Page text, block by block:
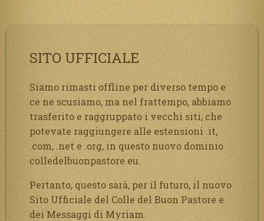
SITO UFFICIALE
Siamo rimasti offline per diverso tempo e
ce ne scusiamo, ma nel frattempo, abbiamo
trasferito e raggruppato i vecchi siti, che
potevate raggiungere alle estensioni .it,
.com, .net e .org, in questo nuovo dominio
colledelbuonpastore.eu.
Pertanto, questo sarà, per il futuro, il nuovo
Sito Ufficiale del Colle del Buon Pastore e
dei Messaggi di Myriam.